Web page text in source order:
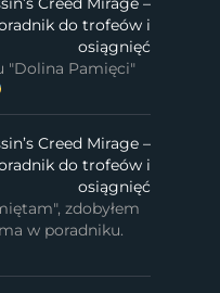
do trofeów i
osiągnięć
"Dolina Pamięci"
Creed Mirage –
do trofeów i
osiągnięć
zdobyłem
w poradniku.